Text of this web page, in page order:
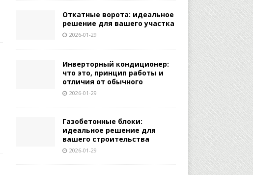
Откатные ворота: идеальное
решение для вашего участка
2026-01-29
Инверторный кондиционер:
что это, принцип работы и
отличия от обычного
2026-01-29
Газобетонные блоки:
идеальное решение для
вашего строительства
2026-01-29